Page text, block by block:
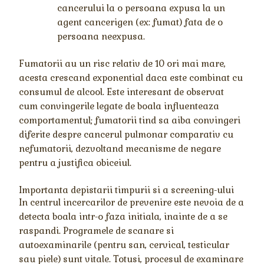
cancerului la o persoana expusa la un
agent cancerigen (ex: fumat) fata de o
persoana neexpusa.
Fumatorii au un risc relativ de 10 ori mai mare,
acesta crescand exponential daca este combinat cu
consumul de alcool. Este interesant de observat
cum convingerile legate de boala influenteaza
comportamentul; fumatorii tind sa aiba convingeri
diferite despre cancerul pulmonar comparativ cu
nefumatorii, dezvoltand mecanisme de negare
pentru a justifica obiceiul.
Importanta depistarii timpurii si a screening-ului
In centrul incercarilor de prevenire este nevoia de a
detecta boala intr-o faza initiala, inainte de a se
raspandi. Programele de scanare si
autoexaminarile (pentru san, cervical, testicular
sau piele) sunt vitale. Totusi, procesul de examinare